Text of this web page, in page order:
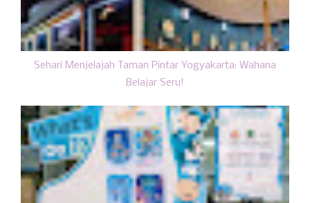
Sehari Menjelajah Taman Pintar Yogyakarta: Wahana
Belajar Seru!